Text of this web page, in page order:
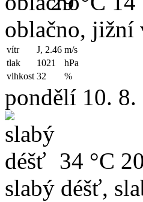
oblačno, jižní
vítr J, 2.46 m/s
tlak
1021
hPa
vlhkost 32 %
pondělí 10. 8.
34 °C
slabý déšť,